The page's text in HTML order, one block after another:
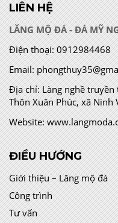
LIÊN HỆ
LĂNG MỘ ĐÁ - ĐÁ MỸ
Điện thoại: 0912984468
Email:
Địa chỉ:Làng nghề truyền
Thôn Xuân Phúc, xã
Website:
ĐIỀU HƯỚNG
Giới thiệu – Lăng mộ đá
Công trình
Tư vấn